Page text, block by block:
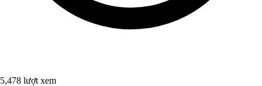
5,478 lượt xem